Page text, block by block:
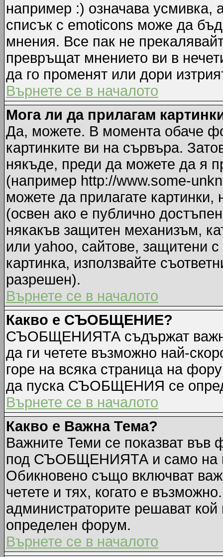
например :) означава усмивка,
списък с emoticons може да
мнения. Все пак не
превръщат мнението ви в
да го променят или дори
Върнете се в началото
Мога ли да прилагам
Да, можете. В момента обаче
картинките ви на сървъра.
някъде, преди да можете да я
(например http://www.some-
можете да прилагате
(освен ако е публично
някакъв защитен механизъм,
или yahoo, сайтове, защитени
картинка, използвайте
разрешен).
Върнете се в началото
Какво е СЪОБЩЕНИЕ?
СЪОБЩЕНИЯТА съдържат
да ги четете възможно най-
горе на всяка страница на
да пуска СЪОБЩЕНИЯ се
Върнете се в началото
Какво е Важна Тема?
Важните Теми се показват във
под СЪОБЩЕНИЯТА и само на
Обикновено също включват
четете и тях, когато е
администраторите решават
определен форум.
Върнете се в началото